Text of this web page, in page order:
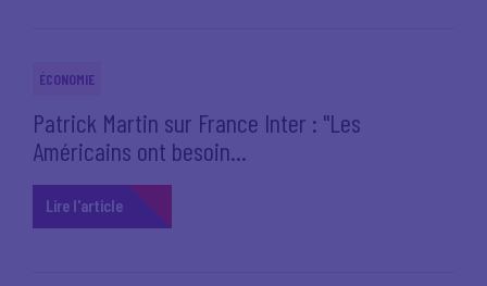
ÉCONOMIE
Patrick Martin sur France Inter : "Les
Américains ont besoin...
Lire l'article